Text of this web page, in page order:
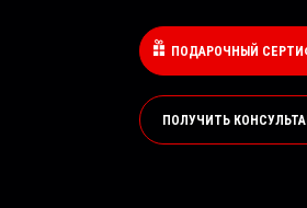
ПОДАРОЧНЫЙ
ПОЛУЧИТЬ